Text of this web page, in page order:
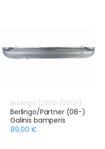
Berlingo (2008-/2012-)
Berlingo/Partner (08-)
Galinis bamperis
89,00 €